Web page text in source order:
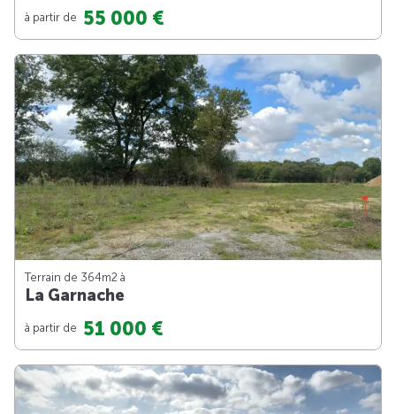
à partir de 55 000 €
Terrain de 364m2 à
La Garnache
à partir de 51 000 €